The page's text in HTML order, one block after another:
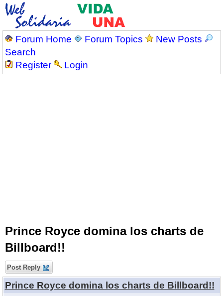
Forum Home Forum Topics
New Posts
Search
Register
Login
Prince Royce domina los charts de
Billboard!!
Post Reply
Prince Royce domina los charts de Billboard!!